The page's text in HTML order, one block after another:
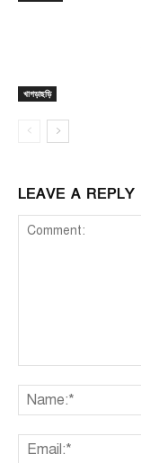
খাগড়াছড়ি
LEAVE A REPLY